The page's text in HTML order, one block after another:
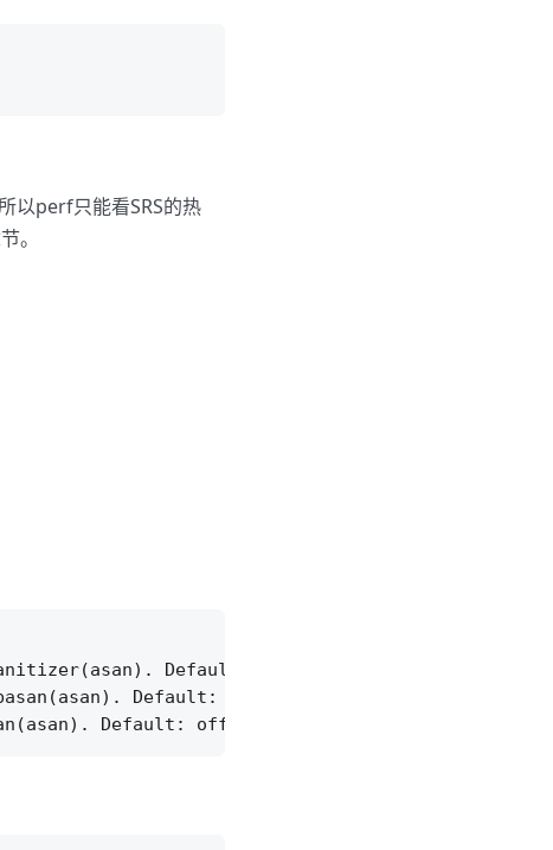
以perf只能看SRS的热
。
Default: on
Default: off